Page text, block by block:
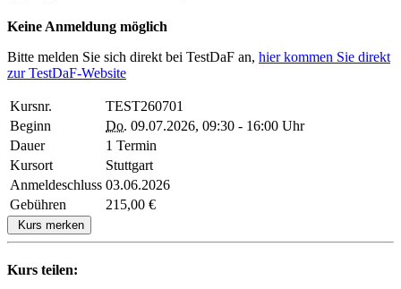
Keine Anmeldung möglich
Bitte melden Sie sich direkt bei TestDaF an, hier kommen Sie direkt
zur TestDaF-Website
Kursnr.
TEST260701
Beginn
Do. 09.07.2026, 09:30 - 16:00 Uhr
Dauer
1 Termin
Kursort
Stuttgart
Anmeldeschluss 03.06.2026
Gebühren
215,00 €
Kurs merken
Kurs teilen: